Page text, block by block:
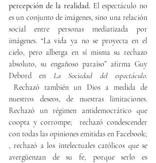
percepción de la realidad. El espectáculo no
es un conjunto de imágenes, sino una relación
social entre personas mediatizada por
imágenes. “La vida ya no se proyecta en el
cielo, pero alberga en sí misma su rechazo
absoluto, su engañoso paraíso” afirma Guy
Debord en La Sociedad del espectáculo.
Rechazó también un Dios a medida de
nuestros deseos, de nuestras limitaciones.
Rechazó un régimen antidemocrático que
coopta y corrompe;  rechazó condescender
con todas las opiniones emitidas en Facebook;
, rechazó a los intelectuales católicos que se
avergüenzan de su fe, porque serlo es